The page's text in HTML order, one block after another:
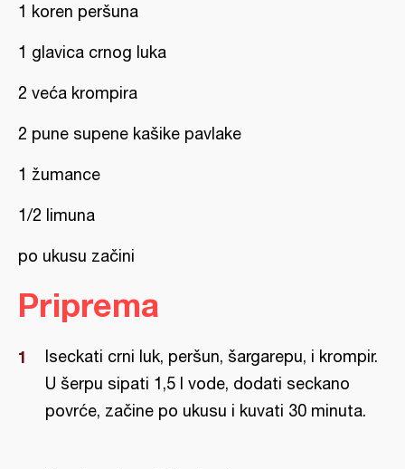
1 koren peršuna
1 glavica crnog luka
2 veća krompira
2 pune supene kašike pavlake
1 žumance
1/2 limuna
po ukusu začini
Priprema
Iseckati crni luk, peršun, šargarepu, i krompir.
U šerpu sipati 1,5 l vode, dodati seckano
povrće, začine po ukusu i kuvati 30 minuta.